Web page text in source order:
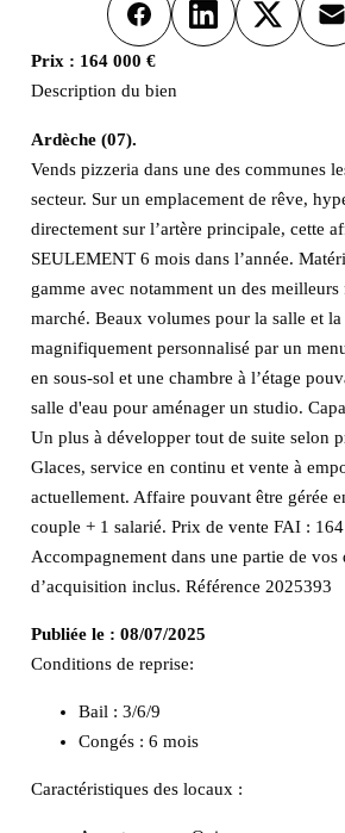
FacebookLinkedInX
Prix : 164 000 €
Description du bien
Ardèche (07).
Vends pizzeria dans une des communes
secteur. Sur un emplacement de rêve,
directement sur l’artère principale, cette
SEULEMENT 6 mois dans l’année.
gamme avec notamment un des
marché. Beaux volumes pour la salle et
magnifiquement personnalisé par un
en sous-sol et une chambre à l’étage
salle d'eau pour aménager un studio.
Un plus à développer tout de suite selon
Glaces, service en continu et vente à
actuellement. Affaire pouvant être gérée
couple + 1 salarié. Prix de vente FAI :
Accompagnement dans une partie de vos
d’acquisition inclus. Référence 2025393
Publiée le : 08/07/2025
Conditions de reprise:
Bail : 3/6/9
Congés : 6 mois
Caractéristiques des locaux :